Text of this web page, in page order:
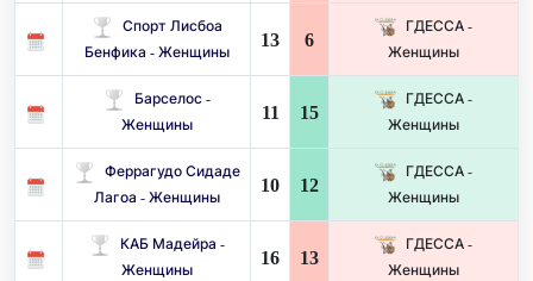
Спорт Лисбоа
Бенфика - Женщины
13 6
ГДЕССА -
Женщины
Барселос -
Женщины
11 15
ГДЕССА -
Женщины
Феррагудо Сидаде
Лагоа - Женщины
10 12
ГДЕССА -
Женщины
КАБ Мадейра -
Женщины
16 13
ГДЕССА -
Женщины